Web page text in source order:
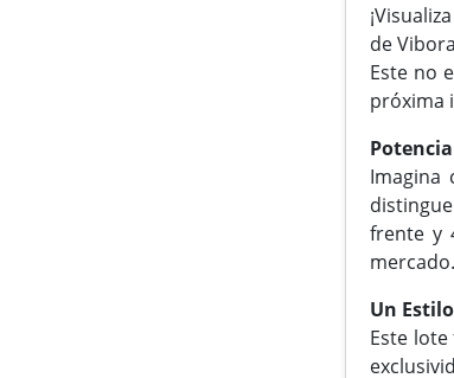
de
Este no
próxima
Imagina
frente y
mercado.
Un
Este